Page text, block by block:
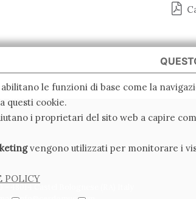
abilitano le funzioni di base come la
questi cookie.
i proprietari del sito web a capire
vengono utilizzati per monitorare i
POLICY